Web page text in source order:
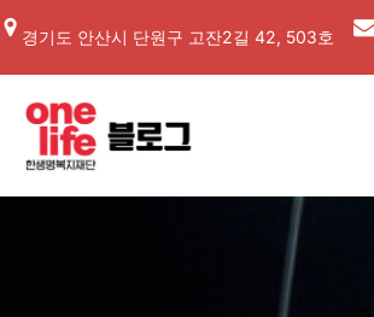
콘
로
경기도 안산시 단원구 고잔2길 42, 503호